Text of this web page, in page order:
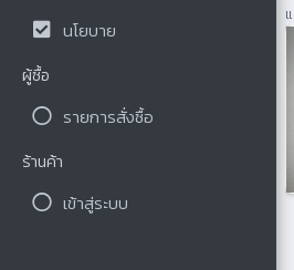
นโยบาย
ผู้ซื้อ
รายการสั่งซื้อ
ร้านค้า
เข้าสู่ระบบ